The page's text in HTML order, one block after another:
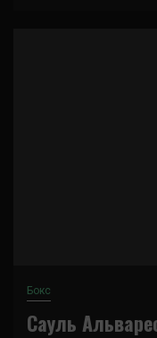
Бокс
Сауль